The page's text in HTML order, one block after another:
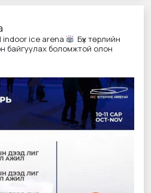
ice arena
Бүх төрлийн
байгуулах боломжтой олон